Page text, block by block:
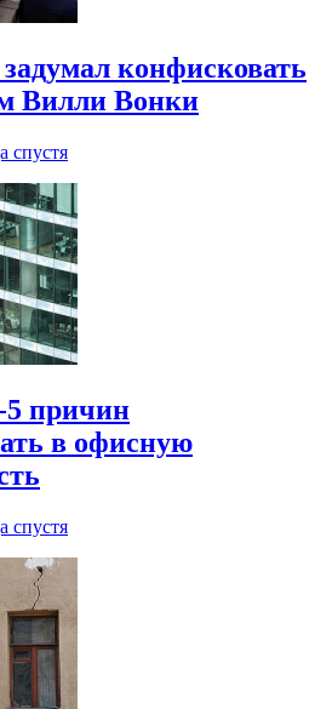
конфисковать
Вилли Вонки
спустя
5 причин
в офисную
спустя